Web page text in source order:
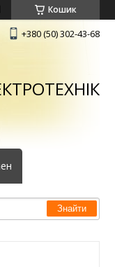
Кошик
+380 (50) 302-43-68
Знайти